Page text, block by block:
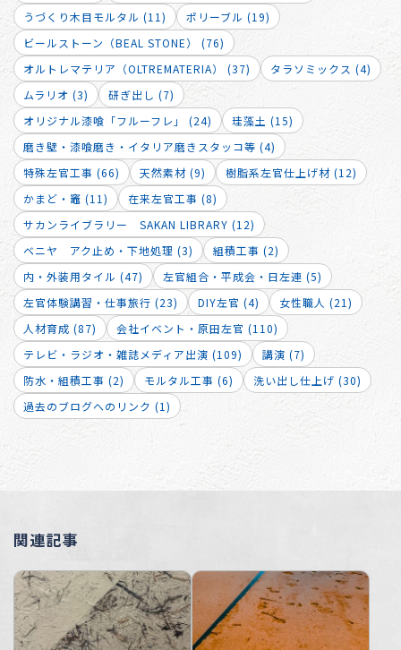
うづくり木目モルタル (11)
ポリーブル (19)
ビールストーン（BEAL STONE） (76)
オルトレマテリア（OLTREMATERIA） (37)
タラソミックス (4)
ムラリオ (3)
研ぎ出し (7)
オリジナル漆喰「フルーフレ」 (24)
珪藻土 (15)
磨き壁・漆喰磨き・イタリア磨きスタッコ等 (4)
特殊左官工事 (66)
天然素材 (9)
樹脂系左官仕上げ材 (12)
かまど・竈 (11)
在来左官工事 (8)
サカンライブラリー SAKAN LIBRARY (12)
ベニヤ アク止め・下地処理 (3)
組積工事 (2)
内・外装用タイル (47)
左官組合・平成会・日左連 (5)
左官体験講習・仕事旅行 (23)
DIY左官 (4)
女性職人 (21)
人材育成 (87)
会社イベント・原田左官 (110)
テレビ・ラジオ・雑誌メディア出演 (109)
講演 (7)
防水・組積工事 (2)
モルタル工事 (6)
洗い出し仕上げ (30)
過去のブログへのリンク (1)
関連記事